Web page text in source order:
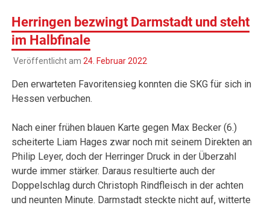
Herringen bezwingt Darmstadt und steht
im Halbfinale
Veröffentlicht am 24. Februar 2022
Den erwarteten Favoritensieg konnten die SKG für sich in
Hessen verbuchen.
Nach einer frühen blauen Karte gegen Max Becker (6.)
scheiterte Liam Hages zwar noch mit seinem Direkten an
Philip Leyer, doch der Herringer Druck in der Überzahl
wurde immer stärker. Daraus resultierte auch der
Doppelschlag durch Christoph Rindfleisch in der achten
und neunten Minute. Darmstadt steckte nicht auf, witterte